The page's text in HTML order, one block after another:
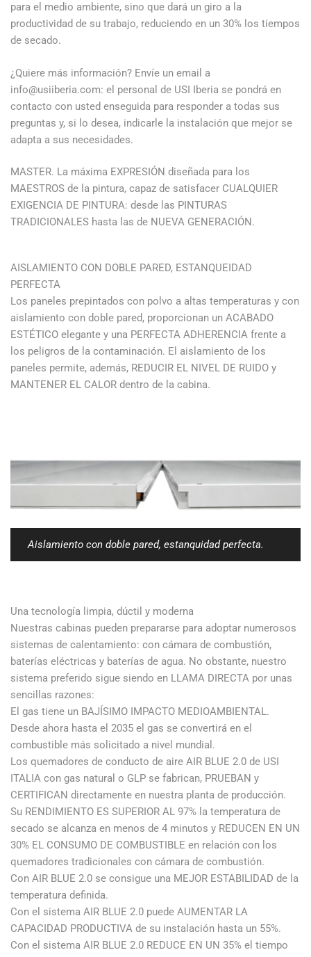
para el medio ambiente, sino que dará un giro a la
productividad de su trabajo, reduciendo en un 30% los tiempos
de secado.
¿Quiere más información? Envíe un email a
info@usiiberia.com: el personal de USI Iberia se pondrá en
contacto con usted enseguida para responder a todas sus
preguntas y, si lo desea, indicarle la instalación que mejor se
adapta a sus necesidades.
MASTER. La máxima EXPRESIÓN diseñada para los
MAESTROS de la pintura, capaz de satisfacer CUALQUIER
EXIGENCIA DE PINTURA: desde las PINTURAS
TRADICIONALES hasta las de NUEVA GENERACIÓN.
AISLAMIENTO CON DOBLE PARED, ESTANQUEIDAD
PERFECTA
Los paneles prepintados con polvo a altas temperaturas y con
aislamiento con doble pared, proporcionan un ACABADO
ESTÉTICO elegante y una PERFECTA ADHERENCIA frente a
los peligros de la contaminación. El aislamiento de los
paneles permite, además, REDUCIR EL NIVEL DE RUIDO y
MANTENER EL CALOR dentro de la cabina.
Aislamiento con doble pared, estanquidad perfecta.
Una tecnología limpia, dúctil y moderna
Nuestras cabinas pueden prepararse para adoptar numerosos
sistemas de calentamiento: con cámara de combustión,
baterías eléctricas y baterías de agua. No obstante, nuestro
sistema preferido sigue siendo en LLAMA DIRECTA por unas
sencillas razones:
El gas tiene un BAJÍSIMO IMPACTO MEDIOAMBIENTAL.
Desde ahora hasta el 2035 el gas se convertirá en el
combustible más solicitado a nivel mundial.
Los quemadores de conducto de aire AIR BLUE 2.0 de USI
ITALIA con gas natural o GLP se fabrican, PRUEBAN y
CERTIFICAN directamente en nuestra planta de producción.
Su RENDIMIENTO ES SUPERIOR AL 97% la temperatura de
secado se alcanza en menos de 4 minutos y REDUCEN EN UN
30% EL CONSUMO DE COMBUSTIBLE en relación con los
quemadores tradicionales con cámara de combustión.
Con AIR BLUE 2.0 se consigue una MEJOR ESTABILIDAD de la
temperatura definida.
Con el sistema AIR BLUE 2.0 puede AUMENTAR LA
CAPACIDAD PRODUCTIVA de su instalación hasta un 55%.
Con el sistema AIR BLUE 2.0 REDUCE EN UN 35% el tiempo